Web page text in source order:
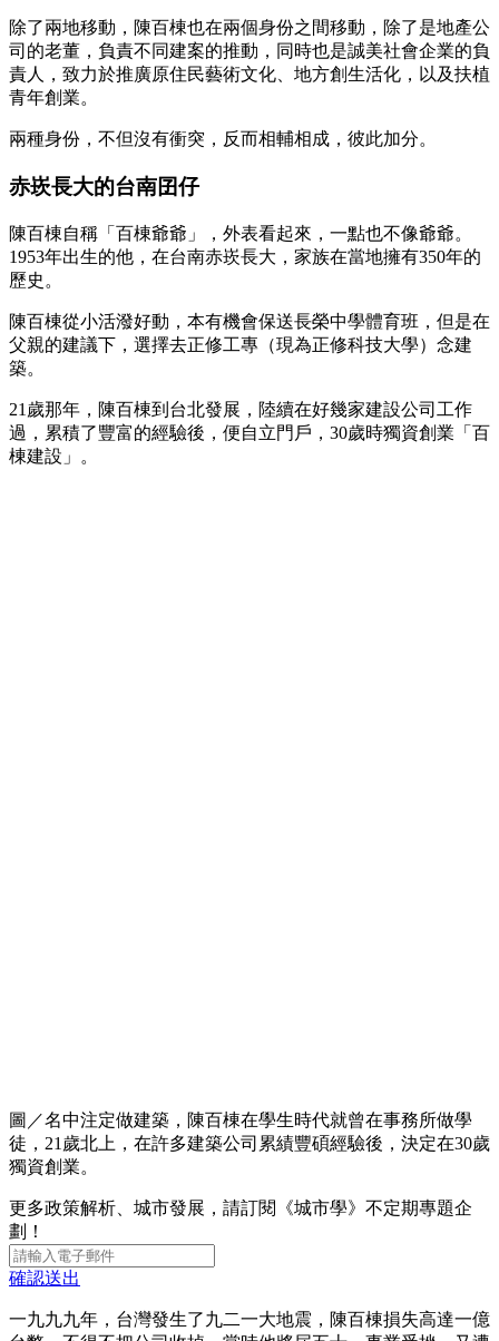
除了兩地移動，陳百棟也在兩個身份之間移動，除了是地產公
司的老董，負責不同建案的推動，同時也是誠美社會企業的負
責人，致力於推廣原住民藝術文化、地方創生活化，以及扶植
青年創業。
兩種身份，不但沒有衝突，反而相輔相成，彼此加分。
赤崁長大的台南囝仔
陳百棟自稱「百棟爺爺」，外表看起來，一點也不像爺爺。
1953年出生的他，在台南赤崁長大，家族在當地擁有350年的
歷史。
陳百棟從小活潑好動，本有機會保送長榮中學體育班，但是在
父親的建議下，選擇去正修工專（現為正修科技大學）念建
築。
21歲那年，陳百棟到台北發展，陸續在好幾家建設公司工作
過，累積了豐富的經驗後，便自立門戶，30歲時獨資創業「百
棟建設」。
圖／名中注定做建築，陳百棟在學生時代就曾在事務所做學
徒，21歲北上，在許多建築公司累績豐碩經驗後，決定在30歲
獨資創業。
更多政策解析、城市發展，請訂閱《城市學》不定期專題企
劃！
確認送出
一九九九年，台灣發生了九二一大地震，陳百棟損失高達一億